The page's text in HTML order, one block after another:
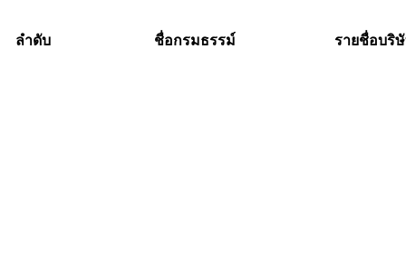
ลำดับ ชื่อกรมธรรม์ รายชื่อบริ